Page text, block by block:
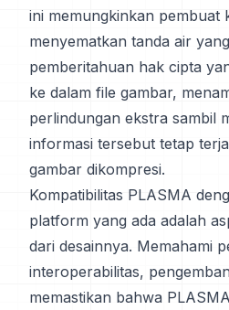
ini memungkinkan pembuat
menyematkan tanda air
pemberitahuan hak cipta
ke dalam file gambar,
perlindungan ekstra sambil
informasi tersebut tetap
gambar dikompresi.
Kompatibilitas PLASMA
platform yang ada adalah
dari desainnya. Memahami
interoperabilitas,
memastikan bahwa